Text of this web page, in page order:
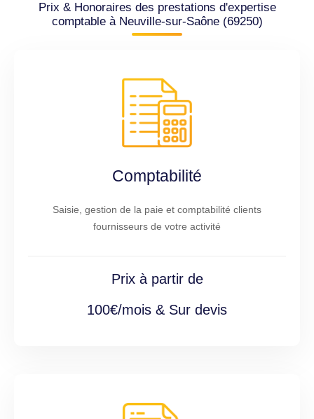
Prix & Honoraires des prestations d'expertise
comptable à Neuville-sur-Saône (69250)
Comptabilité
Saisie, gestion de la paie et comptabilité clients
fournisseurs de votre activité
Prix à partir de
100€/mois & Sur devis